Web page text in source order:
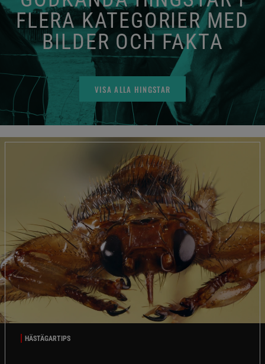
FLERA KATEGORIER MED
BILDER OCH FAKTA
VISA ALLA HINGSTAR
HÄSTÄGARTIPS